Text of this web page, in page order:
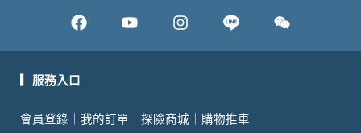
F
a
e
b
Y
u
I
n
a
W
e
▎服務入口
會員登錄 我的訂單 探險商城 購物推車